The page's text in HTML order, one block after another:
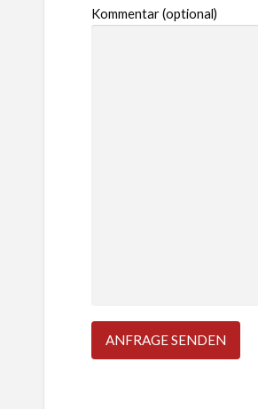
Kommentar (optional)